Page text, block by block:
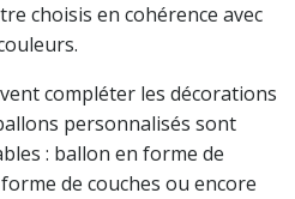
choisis en cohérence avec
compléter les décorations
personnalisés sont
: ballon en forme de
de couches ou encore